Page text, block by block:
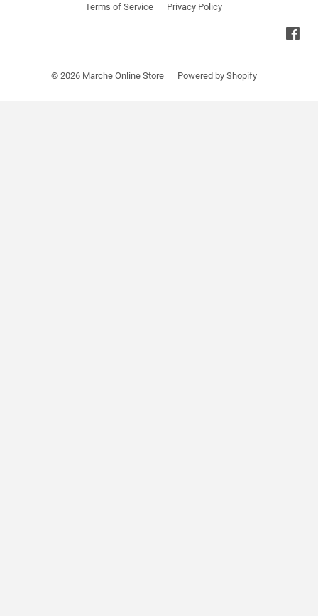
Terms of Service
Privacy Policy
© 2026 Marche Online Store Powered by Shopify